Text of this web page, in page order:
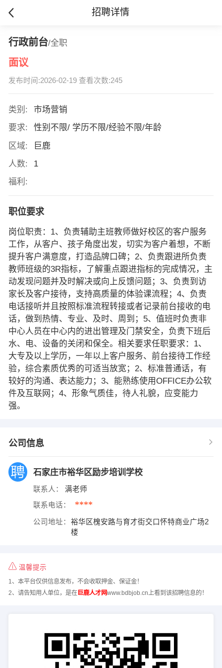
招聘详情
行政前台/全职
面议
发布时间:2026-02-19 查看次数:245
类别:
市场营销
要求:
性别不限/ 学历不限/经验不限/年龄
区域:
巨鹿
人数:
1
福利:
职位要求
岗位职责：1、负责辅助主班教师做好校区的客户服务
工作，从客户、孩子角度出发，切实为客户着想，不断
提升客户满意度，打造品牌口碑；2、负责跟进所负责
教师班级的3R指标，了解重点跟进指标的完成情况，主
动发现问题并及时解决或向上反馈问题；3、负责到访
家长及客户接待，支持高质量的体验课流程；4、负责
电话接听并且按照标准流程转接或者记录前台接收的电
话，做到热情、专业、及时、周到；5、值班时负责非
中心人员在中心内的进出管理及门禁安全，负责下班后
水、电、设备的关闭和保全。相关要求任职要求：1、
大专及以上学历，一年以上客户服务、前台接待工作经
验，综合素质优秀的可适当放宽；2、标准普通话，有
较好的沟通、表达能力；3、能熟练使用OFFICE办公软
件及互联网；4、形象气质佳，待人礼貌，应变能力
强。
公司信息
石家庄市裕华区励步培训学校
联系人： 满老师
联系电话： ****
公司地址：
裕华区槐安路与育才街交口怀特商业广场2
楼
温馨提示
1、本平台仅供信息发布，不会收取押金、保证金！
2、请告知用人单位，是在巨鹿人才网www.bdbjob.cn上看到该招聘信息的！